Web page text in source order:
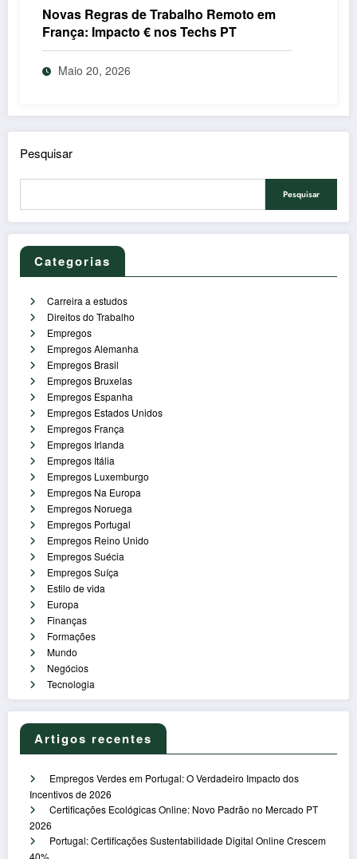
Novas Regras de Trabalho Remoto em
França: Impacto € nos Techs PT
Maio 20, 2026
Pesquisar
Pesquisar
Categorias
Carreira a estudos
Direitos do Trabalho
Empregos
Empregos Alemanha
Empregos Brasil
Empregos Bruxelas
Empregos Espanha
Empregos Estados Unidos
Empregos França
Empregos Irlanda
Empregos Itália
Empregos Luxemburgo
Empregos Na Europa
Empregos Noruega
Empregos Portugal
Empregos Reino Unido
Empregos Suécia
Empregos Suíça
Estilo de vida
Europa
Finanças
Formações
Mundo
Negócios
Tecnologia
Artigos recentes
Empregos Verdes em Portugal: O Verdadeiro Impacto dos
Incentivos de 2026
Certificações Ecológicas Online: Novo Padrão no Mercado PT
2026
Portugal: Certificações Sustentabilidade Digital Online Crescem
40%